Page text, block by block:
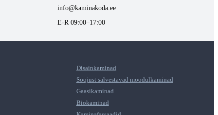
info@kaminakoda.ee
E-R 09:00–17:00
Disainkaminad
Soojust salvestavad moodulkaminad
Gaasikaminad
Biokaminad